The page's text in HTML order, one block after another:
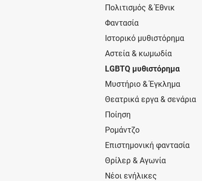
Πολιτισμός & Έθνικ
Φαντασία
Ιστορικό μυθιστόρημα
Αστεία & κωμωδία
LGBTQ μυθιστόρημα
Μυστήριο & Έγκλημα
Θεατρικά εργα & σενάρια
Ποίηση
Ρομάντζο
Επιστημονική φαντασία
Θρίλερ & Αγωνία
Νέοι ενήλικες